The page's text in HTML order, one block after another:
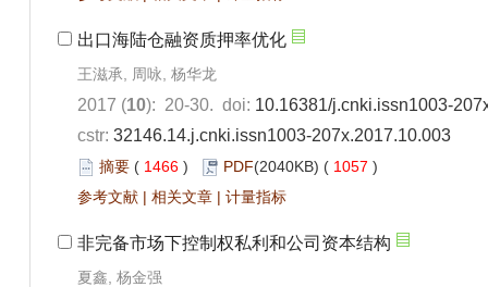
出口海陆仓融资质押率优化
王滋承, 周咏, 杨华龙
2017 (10): 20-30. doi: 10.16381/j.cnki.issn1003-
cstr: 32146.14.j.cnki.issn1003-207x.2017.10.003
摘要 ( 1466 ) PDF(2040KB) ( 1057 )
参考文献 | 相关文章 | 计量指标
非完备市场下控制权私利和公司资本结构
夏鑫, 杨金强